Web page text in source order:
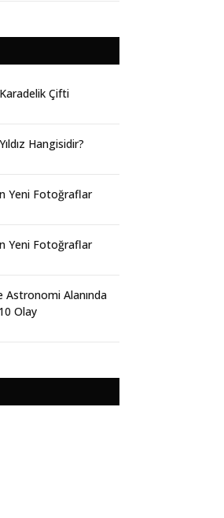
Çifti
Hangisidir?
Yeni Fotoğraflar
Yeni Fotoğraflar
Astronomi Alanında
Olay